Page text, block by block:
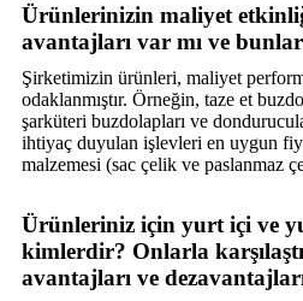
Ürünlerinizin maliyet
avantajları var mı ve
Şirketimizin ürünleri, maliyet
odaklanmıştır. Örneğin, taze et
şarküteri buzdolapları ve
ihtiyaç duyulan işlevleri en uygun
malzemesi (sac çelik ve paslanmaz
Ürünleriniz için yurt içi ve
kimlerdir? Onlarla
avantajları ve